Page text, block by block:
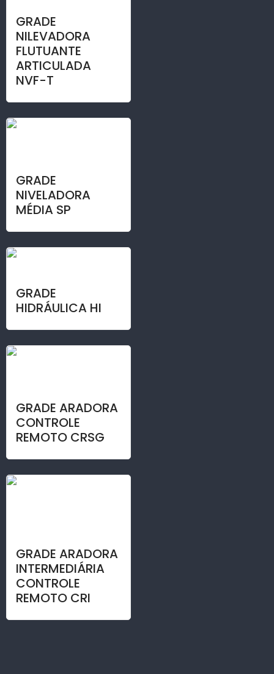
GRADE
NILEVADORA
FLUTUANTE
ARTICULADA
NVF-T
GRADE
NIVELADORA
MÉDIA SP
GRADE
HIDRÁULICA HI
GRADE ARADORA
CONTROLE
REMOTO CRSG
GRADE ARADORA
INTERMEDIÁRIA
CONTROLE
REMOTO CRI